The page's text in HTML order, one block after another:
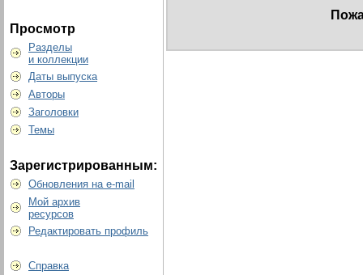
Просмотр
Разделы
и коллекции
Даты выпуска
Авторы
Заголовки
Темы
Зарегистрированным:
Обновления на e-mail
Мой архив
ресурсов
Редактировать профиль
Справка